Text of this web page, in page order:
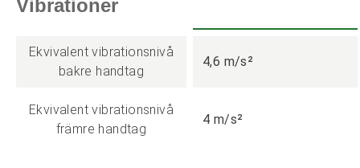
Vibrationer
Ekvivalent vibrationsnivå
bakre handtag
4,6 m/s²
Ekvivalent vibrationsnivå
främre handtag
4 m/s²